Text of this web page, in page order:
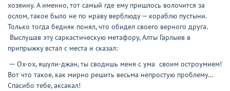
хозяину. А именно, тот самый где ему пришлось волочится за
ослом, такое было не по нраву верблюду — кораблю пустыни.
Только тогда бедняк понял, что обидел своего верного друга.
Выслушав эту саркастическую метафору, Алты Гарлыев в
припрыжку встал с места и сказал:
─ Ох-ох, яшули-джан, ты сводишь меня с ума своим остроумием!
Вот что такое, как мирно решить весьма непростую проблему…
Спасибо тебе, аксакал!